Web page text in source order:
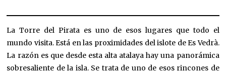
La Torre del Pirata es uno de esos lugares que todo el
mundo visita. Está en las proximidades del islote de Es Vedrà.
La razón es que desde esta alta atalaya hay una panorámica
sobresaliente de la isla. Se trata de uno de esos rincones de